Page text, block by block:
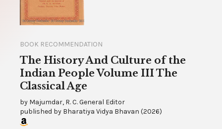
BOOK RECOMMENDATION
The History And Culture of the
Indian People Volume III The
Classical Age
by Majumdar, R. C. General Editor
published by Bharatiya Vidya Bhavan (2026)